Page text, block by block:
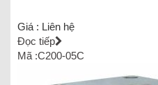
Giá : Liên hệ
Đọc tiếp
Mã :C200-05C